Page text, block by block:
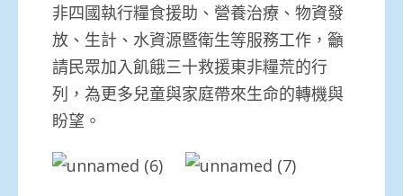
非四國執行糧食援助、營養治療、物資發
放、生計、水資源暨衛生等服務工作，籲
請民眾加入飢餓三十救援東非糧荒的行
列，為更多兒童與家庭帶來生命的轉機與
盼望。